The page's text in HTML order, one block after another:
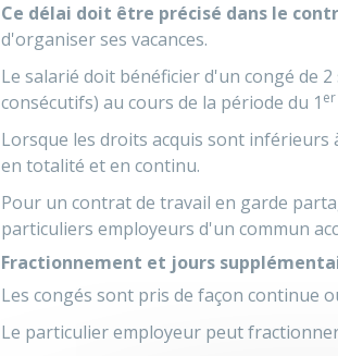
Ce délai doit être précisé dans le
d'organiser ses vacances.
Le salarié doit bénéficier d'un congé de
consécutifs) au cours de la période du 1 er
Lorsque les droits acquis sont
en totalité et en continu.
Pour un contrat de travail en garde
particuliers employeurs d'un commun
Fractionnement et jours
Les congés sont pris de façon continue
Le particulier employeur peut